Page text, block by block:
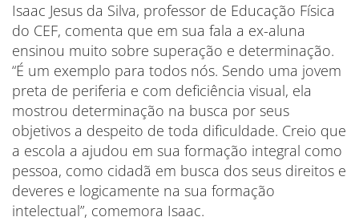
Isaac Jesus da Silva, professor de Educação Física
do CEF, comenta que em sua fala a ex-aluna
ensinou muito sobre superação e determinação.
“É um exemplo para todos nós. Sendo uma jovem
preta de periferia e com deficiência visual, ela
mostrou determinação na busca por seus
objetivos a despeito de toda dificuldade. Creio que
a escola a ajudou em sua formação integral como
pessoa, como cidadã em busca dos seus direitos e
deveres e logicamente na sua formação
intelectual”, comemora Isaac.